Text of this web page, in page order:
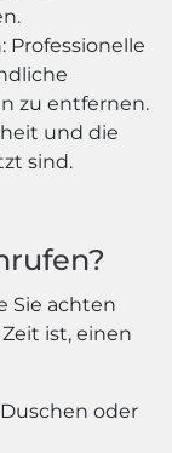
zu entfernen.
und die
sind.
Sie achten
ist, einen
oder